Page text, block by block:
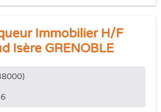
Immobilier H/F
Isère GRENOBLE